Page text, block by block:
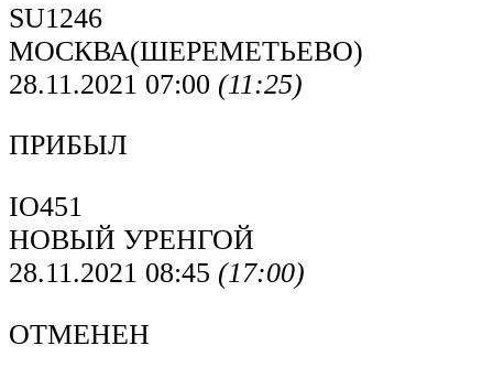
SU1246
МОСКВА(ШЕРЕМЕТЬЕВО)
28.11.2021 07:00 (11:25)
ПРИБЫЛ
IO451
НОВЫЙ УРЕНГОЙ
28.11.2021 08:45 (17:00)
ОТМЕНЕН